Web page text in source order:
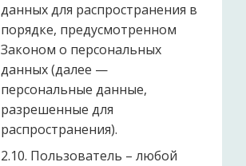
данных для распространения в
порядке, предусмотренном
Законом о персональных
данных (далее —
персональные данные,
разрешенные для
распространения).
2.10. Пользователь – любой